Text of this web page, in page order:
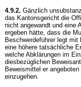
4.9.2. Gänzlich
das Kantonsgericht die
nicht angewandt und eine
ergeben hätte, dass die
Beschwerdeführer legt
eine höhere tatsächliche
welche Abklärungen im
diesbezüglichen
Beweismittel er
einzugehen.